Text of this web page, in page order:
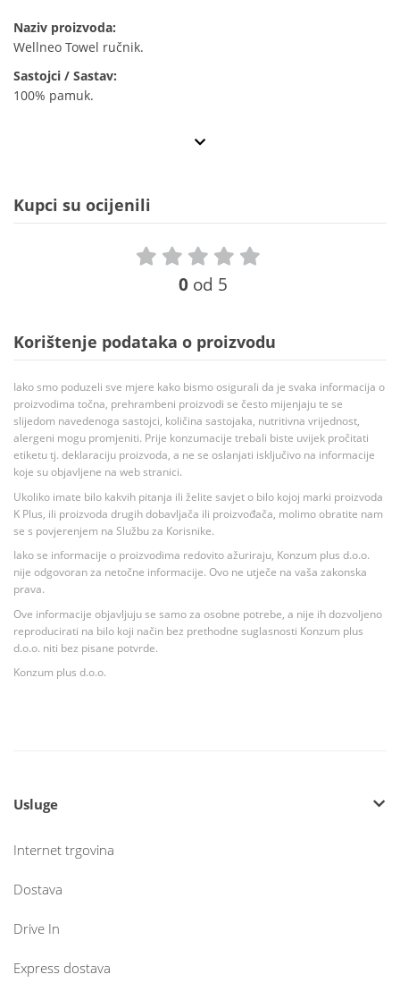
Naziv proizvoda:
Wellneo Towel ručnik.
Sastojci / Sastav:
100% pamuk.
Kupci su ocijenili
0 od 5
Korištenje podataka o proizvodu
Iako smo poduzeli sve mjere kako bismo osigurali da je svaka informacija o
proizvodima točna, prehrambeni proizvodi se često mijenjaju te se
slijedom navedenoga sastojci, količina sastojaka, nutritivna vrijednost,
alergeni mogu promjeniti. Prije konzumacije trebali biste uvijek pročitati
etiketu tj. deklaraciju proizvoda, a ne se oslanjati isključivo na informacije
koje su objavljene na web stranici.
Ukoliko imate bilo kakvih pitanja ili želite savjet o bilo kojoj marki proizvoda
K Plus, ili proizvoda drugih dobavljača ili proizvođača, molimo obratite nam
se s povjerenjem na Službu za Korisnike.
Iako se informacije o proizvodima redovito ažuriraju, Konzum plus d.o.o.
nije odgovoran za netočne informacije. Ovo ne utječe na vaša zakonska
prava.
Ove informacije objavljuju se samo za osobne potrebe, a nije ih dozvoljeno
reproducirati na bilo koji način bez prethodne suglasnosti Konzum plus
d.o.o. niti bez pisane potvrde.
Konzum plus d.o.o.
Usluge
Internet trgovina
Dostava
Drive In
Express dostava